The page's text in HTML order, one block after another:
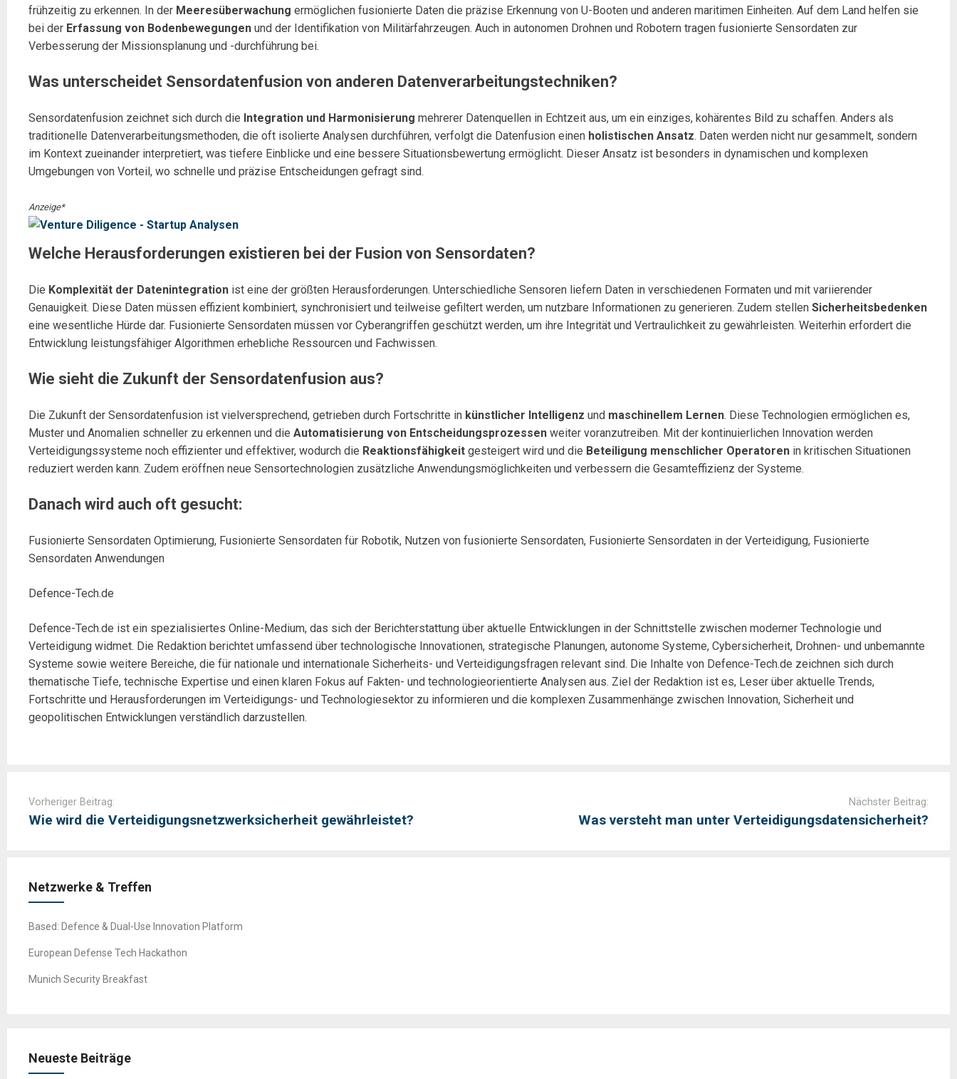
frühzeitig zu erkennen. In der Meeresüberwachung ermöglichen fusionierte Daten die präzise Erkennung von U-Booten und anderen maritimen Einheiten. Auf dem Land helfen sie
bei der Erfassung von Bodenbewegungen und der Identifikation von Militärfahrzeugen. Auch in autonomen Drohnen und Robotern tragen fusionierte Sensordaten zur
Verbesserung der Missionsplanung und -durchführung bei.
Was unterscheidet Sensordatenfusion von anderen Datenverarbeitungstechniken?
Sensordatenfusion zeichnet sich durch die Integration und Harmonisierung mehrerer Datenquellen in Echtzeit aus, um ein einziges, kohärentes Bild zu schaffen. Anders als
traditionelle Datenverarbeitungsmethoden, die oft isolierte Analysen durchführen, verfolgt die Datenfusion einen holistischen Ansatz. Daten werden nicht nur gesammelt, sondern
im Kontext zueinander interpretiert, was tiefere Einblicke und eine bessere Situationsbewertung ermöglicht. Dieser Ansatz ist besonders in dynamischen und komplexen
Umgebungen von Vorteil, wo schnelle und präzise Entscheidungen gefragt sind.
Anzeige*
Welche Herausforderungen existieren bei der Fusion von Sensordaten?
Die Komplexität der Datenintegration ist eine der größten Herausforderungen. Unterschiedliche Sensoren liefern Daten in verschiedenen Formaten und mit variierender
Genauigkeit. Diese Daten müssen effizient kombiniert, synchronisiert und teilweise gefiltert werden, um nutzbare Informationen zu generieren. Zudem stellen Sicherheitsbedenken
eine wesentliche Hürde dar. Fusionierte Sensordaten müssen vor Cyberangriffen geschützt werden, um ihre Integrität und Vertraulichkeit zu gewährleisten. Weiterhin erfordert die
Entwicklung leistungsfähiger Algorithmen erhebliche Ressourcen und Fachwissen.
Wie sieht die Zukunft der Sensordatenfusion aus?
Die Zukunft der Sensordatenfusion ist vielversprechend, getrieben durch Fortschritte in künstlicher Intelligenz und maschinellem Lernen. Diese Technologien ermöglichen es,
Muster und Anomalien schneller zu erkennen und die Automatisierung von Entscheidungsprozessen weiter voranzutreiben. Mit der kontinuierlichen Innovation werden
Verteidigungssysteme noch effizienter und effektiver, wodurch die Reaktionsfähigkeit gesteigert wird und die Beteiligung menschlicher Operatoren in kritischen Situationen
reduziert werden kann. Zudem eröffnen neue Sensortechnologien zusätzliche Anwendungsmöglichkeiten und verbessern die Gesamteffizienz der Systeme.
Danach wird auch oft gesucht:
Fusionierte Sensordaten Optimierung, Fusionierte Sensordaten für Robotik, Nutzen von fusionierte Sensordaten, Fusionierte Sensordaten in der Verteidigung, Fusionierte
Sensordaten Anwendungen
Defence-Tech.de
Defence-Tech.de ist ein spezialisiertes Online-Medium, das sich der Berichterstattung über aktuelle Entwicklungen in der Schnittstelle zwischen moderner Technologie und
Verteidigung widmet. Die Redaktion berichtet umfassend über technologische Innovationen, strategische Planungen, autonome Systeme, Cybersicherheit, Drohnen- und unbemannte
Systeme sowie weitere Bereiche, die für nationale und internationale Sicherheits- und Verteidigungsfragen relevant sind. Die Inhalte von Defence-Tech.de zeichnen sich durch
thematische Tiefe, technische Expertise und einen klaren Fokus auf Fakten- und technologieorientierte Analysen aus. Ziel der Redaktion ist es, Leser über aktuelle Trends,
Fortschritte und Herausforderungen im Verteidigungs- und Technologiesektor zu informieren und die komplexen Zusammenhänge zwischen Innovation, Sicherheit und
geopolitischen Entwicklungen verständlich darzustellen.
navigation
Vorheriger Beitrag:
Wie wird die Verteidigungsnetzwerksicherheit gewährleistet?
Nächster Beitrag:
Was versteht man unter Verteidigungsdatensicherheit?
Netzwerke & Treffen
Based: Defence & Dual-Use Innovation Platform
European Defense Tech Hackathon
Munich Security Breakfast
Neueste Beiträge